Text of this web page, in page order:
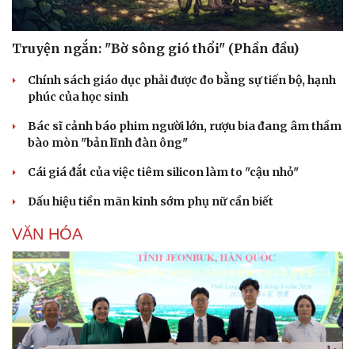
Truyện ngắn: "Bờ sông gió thổi" (Phần đầu)
Chính sách giáo dục phải được đo bằng sự tiến bộ, hạnh
phúc của học sinh
Bác sĩ cảnh báo phim người lớn, rượu bia đang âm thầm
bào mòn "bản lĩnh đàn ông"
Cái giá đắt của việc tiêm silicon làm to "cậu nhỏ"
Dấu hiệu tiền mãn kinh sớm phụ nữ cần biết
VĂN HÓA